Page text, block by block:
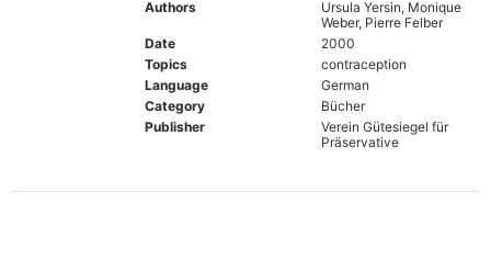
Authors
Ursula Yersin, Monique
Weber, Pierre Felber
Date
2000
Topics
contraception
Language
German
Category
Bücher
Publisher
Verein Gütesiegel für
Präservative